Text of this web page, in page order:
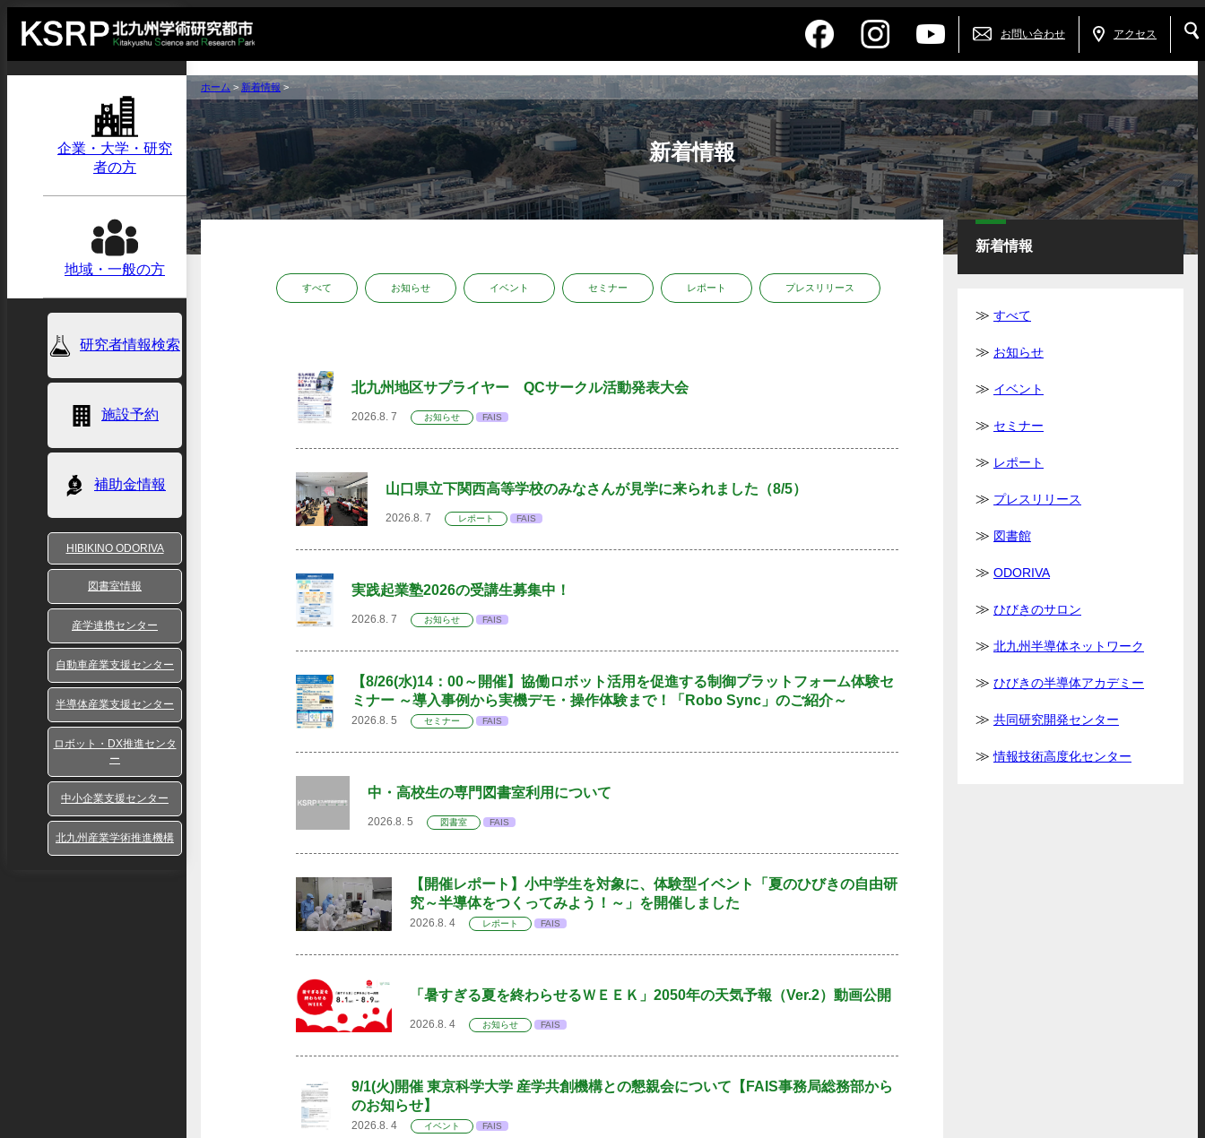
お問い合わせ アクセス
企業・大学・研究
者の方
地域・一般の方
研究者情報検索
施設予約
補助金情報
HIBIKINO ODORIVA
図書室情報
産学連携センター
自動車産業支援センター
半導体産業支援センター
ロボット・DX推進センタ
ー
中小企業支援センター
北九州産業学術推進機構
ホーム > 新着情報 >
新着情報
すべて お知らせ イベント セミナー レポート プレスリリース
北九州地区サプライヤー QCサークル活動発表大会
2026.8. 7 お知らせ FAIS
山口県立下関西高等学校のみなさんが見学に来られました（8/5）
2026.8. 7 レポート FAIS
実践起業塾2026の受講生募集中！
2026.8. 7 お知らせ FAIS
【8/26(水)14：00～開催】協働ロボット活用を促進する制御プラットフォーム体験セ
ミナー ～導入事例から実機デモ・操作体験まで！「Robo Sync」のご紹介～
2026.8. 5 セミナー FAIS
中・高校生の専門図書室利用について
2026.8. 5 図書室 FAIS
【開催レポート】小中学生を対象に、体験型イベント「夏のひびきの自由研
究～半導体をつくってみよう！～」を開催しました
2026.8. 4 レポート FAIS
「暑すぎる夏を終わらせるＷＥＥＫ」2050年の天気予報（Ver.2）動画公開
2026.8. 4 お知らせ FAIS
9/1(火)開催 東京科学大学 産学共創機構との懇親会について【FAIS事務局総務部から
のお知らせ】
2026.8. 4 イベント FAIS
新着情報
すべて
お知らせ
イベント
セミナー
レポート
プレスリリース
図書館
ODORIVA
ひびきのサロン
北九州半導体ネットワーク
ひびきの半導体アカデミー
共同研究開発センター
情報技術高度化センター